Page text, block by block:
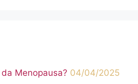
Menopausa? 04/04/2025